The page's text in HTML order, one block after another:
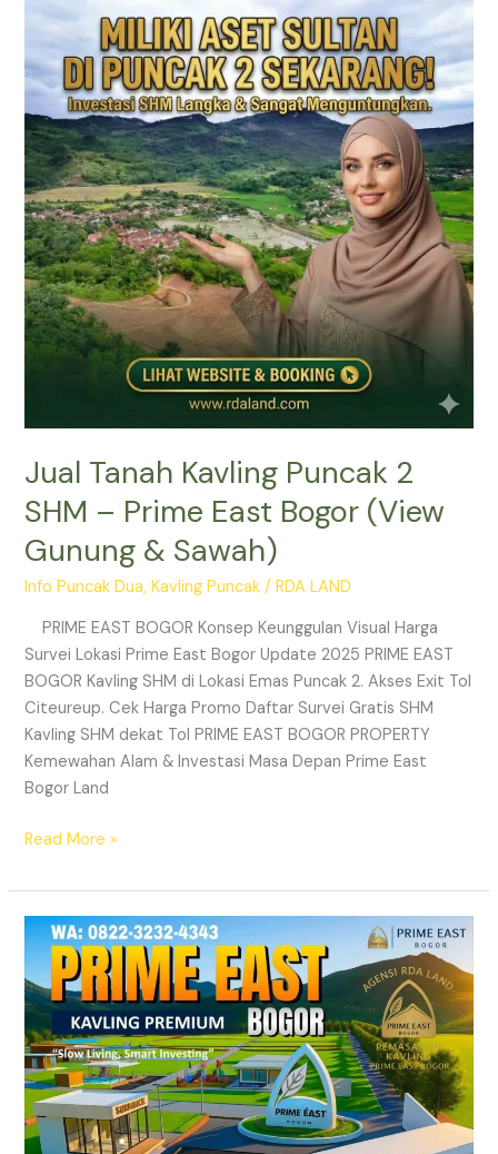
Jual Tanah Kavling Puncak 2
SHM – Prime East Bogor (View
Gunung & Sawah)
Info Puncak Dua,Kavling Puncak /RDA LAND
PRIME EAST BOGOR Konsep Keunggulan Visual Harga
Survei Lokasi Prime East Bogor Update 2025 PRIME EAST
BOGOR Kavling SHM di Lokasi Emas Puncak 2. Akses Exit Tol
Citeureup. Cek Harga Promo Daftar Survei Gratis SHM
Kavling SHM dekat Tol PRIME EAST BOGOR PROPERTY
Kemewahan Alam & Investasi Masa Depan Prime East
Bogor Land
Tanah
Kavling
Puncak
SHM
–
Prime
East
Bogor
(View
Gunung
&
Sawah)
Read More »
Prime
East
Bogor
|
Kavling
Villa
SHM
Nempel
Jalan